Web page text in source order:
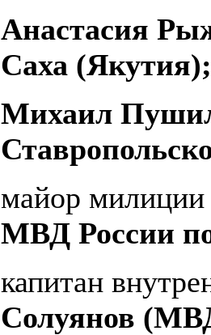
Анастасия
Саха (Якутия);
Михаил
майор милиции
МВД России
капитан
Солуянов